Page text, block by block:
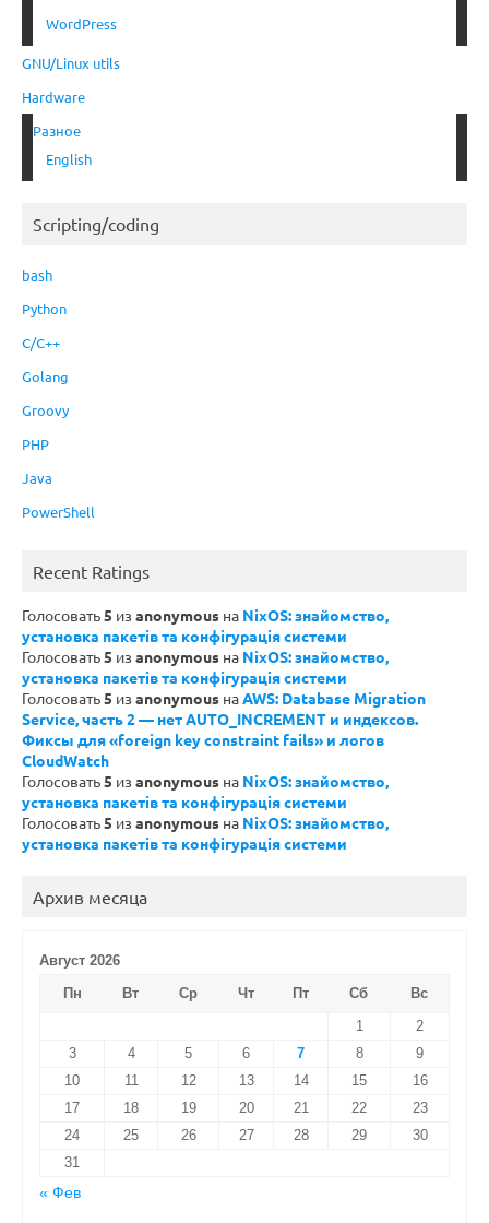
WordPress
GNU/Linux utils
Hardware
Разное
English
Scripting/coding
bash
Python
C/C++
Golang
Groovy
PHP
Java
PowerShell
Recent Ratings
Голосовать5 из anonymous на NixOS: знайомство,
установка пакетів та конфігурація системи
Голосовать5 из anonymous на NixOS: знайомство,
установка пакетів та конфігурація системи
Голосовать5 из anonymous наAWS: Database Migration
Service, часть 2 — нет AUTO_INCREMENT и индексов.
Фиксы для «foreign key constraint fails» и логов
CloudWatch
Голосовать5 из anonymous на NixOS: знайомство,
установка пакетів та конфігурація системи
Голосовать5 из anonymous на NixOS: знайомство,
установка пакетів та конфігурація системи
Архив месяца
Август 2026
Пн
Вт Ср Чт Пт Сб
Вс
1
2
3
4 5 6 7 8
9
10
11 12 13 14 15
16
17
18 19 20 21 22
23
24
25 26 27 28 29
30
31
« Фев